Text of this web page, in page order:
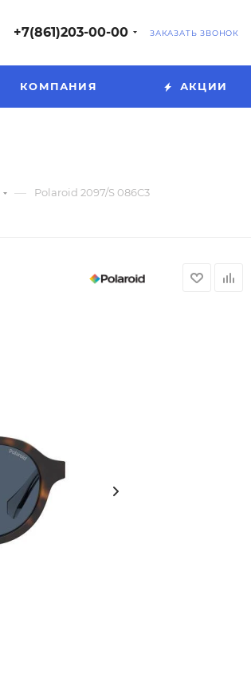
+7(861)203-00-00 ЗАКАЗАТЬ ЗВОНОК
КОМПАНИЯ АКЦИИ
— Polaroid 2097/S 086C3